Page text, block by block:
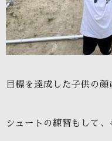
目標を達成した子供の
シュートの練習もして